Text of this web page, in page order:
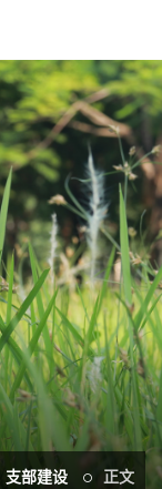
支部建设 正文